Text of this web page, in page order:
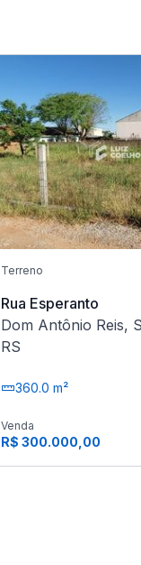
Terreno
Rua Esperanto
Dom Antônio Reis,
RS
360.0 m²
Venda
R$ 300.000,00